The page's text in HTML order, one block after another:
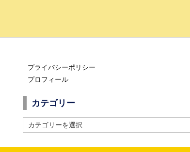
プライバシーポリシー
プロフィール
カテゴリー